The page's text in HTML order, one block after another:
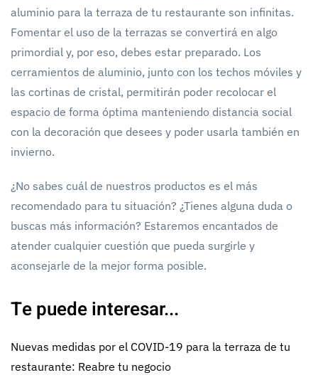
aluminio para la terraza de tu restaurante son infinitas.
Fomentar el uso de la terrazas se convertirá en algo
primordial y, por eso, debes estar preparado. Los
cerramientos de aluminio, junto con los techos móviles y
las cortinas de cristal, permitirán poder recolocar el
espacio de forma óptima manteniendo distancia social
con la decoración que desees y poder usarla también en
invierno.
¿No sabes cuál de nuestros productos es el más
recomendado para tu situación? ¿Tienes alguna duda o
buscas más información? Estaremos encantados de
atender cualquier cuestión que pueda surgirle y
aconsejarle de la mejor forma posible.
Te puede interesar...
Nuevas medidas por el COVID-19 para la terraza de tu
restaurante: Reabre tu negocio